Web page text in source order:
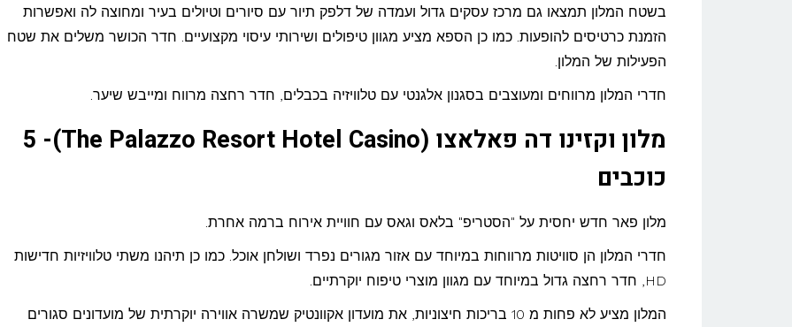
בשטח המלון תמצאו גם מרכז עסקים גדול ועמדה של דלפק תיור עם סיורים וטיולים בעיר ומחוצה לה ואפשרות
הזמנת כרטיסים להופעות. כמו כן הספא מציע מגוון טיפולים ושירותי עיסוי מקצועיים. חדר הכושר משלים את שטח
הפעילות של המלון.
חדרי המלון מרווחים ומעוצבים בסגנון אלגנטי עם טלוויזיה בכבלים, חדר רחצה מרווח ומייבש שיער.
מלון וקזינו דה פאלאצו (The Palazzo Resort Hotel Casino)- 5
כוכבים
מלון פאר חדש יחסית על "הסטריפ" בלאס וגאס עם חוויית אירוח ברמה אחרת.
חדרי המלון הן סוויטות מרווחות במיוחד עם אזור מגורים נפרד ושולחן אוכל. כמו כן תיהנו משתי טלוויזיות חדישות
HD, חדר רחצה גדול במיוחד עם מגוון מוצרי טיפוח יוקרתיים.
המלון מציע לא פחות מ 10 בריכות חיצוניות, את מועדון אקוונטיק שמשרה אווירה יוקרתית של מועדונים סגורים